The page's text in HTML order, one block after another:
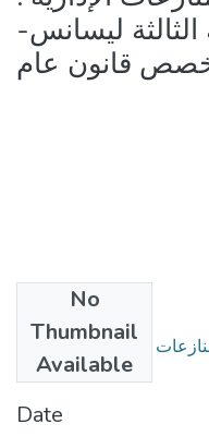
ليسانس-
قانون عام
No
Thumbnail
Available
(6.6 MB)
Date